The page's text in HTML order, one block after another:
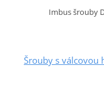
Imbus šrouby
Šrouby s válcovou